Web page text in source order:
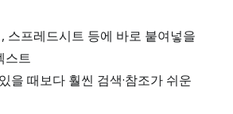
스프레드시트 등에 바로 붙여넣을
스트
을 때보다 훨씬 검색·참조가 쉬운